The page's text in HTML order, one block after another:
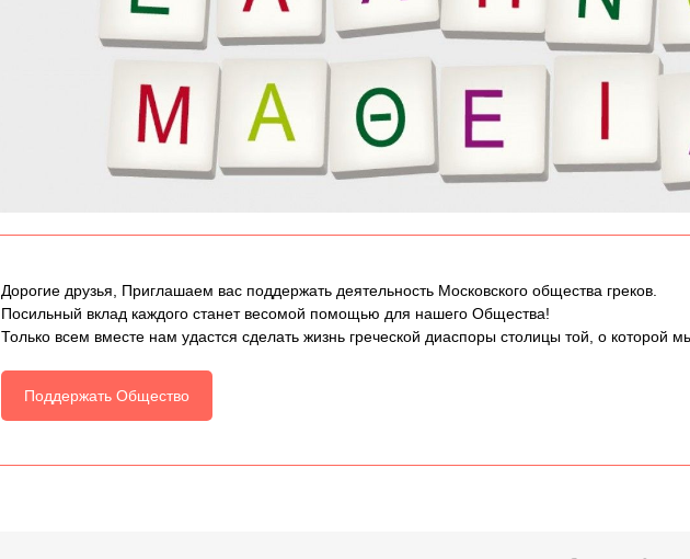
Дорогие друзья, Приглашаем вас поддержать деятельность Московского общества греков.
Посильный вклад каждого станет весомой помощью для нашего Общества!
Только всем вместе нам удастся сделать жизнь греческой диаспоры столицы той, о которой
Поддержать Общество